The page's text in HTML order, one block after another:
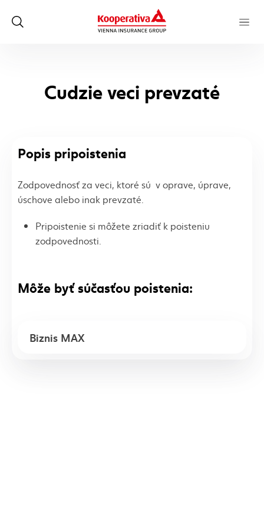
Cudzie veci prevzaté
Popis pripoistenia
Zodpovednosť za veci, ktoré sú v oprave, úprave,
úschove alebo inak prevzaté.
Pripoistenie si môžete zriadiť k poisteniu
zodpovednosti.
Môže byť súčasťou poistenia:
Biznis MAX